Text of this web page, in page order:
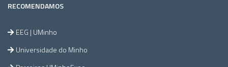
RECOMENDAMOS
EEG | UMinho
Universidade do Minho